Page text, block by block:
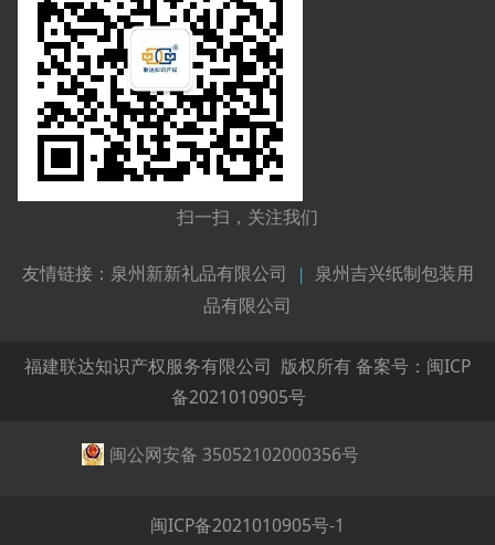
扫一扫，关注我们
友情链接： 泉州新新礼品有限公司 |
泉州吉兴纸制包装用
品有限公司
福建联达知识产权服务有限公司 版权所有 备案号： 闽ICP
备2021010905号
闽公网安备 35052102000356号
闽ICP备2021010905号-1